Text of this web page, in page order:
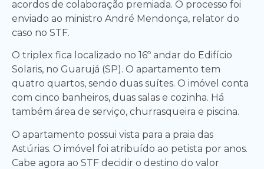
acordos de colaboração premiada. O processo foi
enviado ao ministro André Mendonça, relator do
caso no STF.
O triplex fica localizado no 16º andar do Edifício
Solaris, no Guarujá (SP). O apartamento tem
quatro quartos, sendo duas suítes. O imóvel conta
com cinco banheiros, duas salas e cozinha. Há
também área de serviço, churrasqueira e piscina.
O apartamento possui vista para a praia das
Astúrias. O imóvel foi atribuído ao petista por anos.
Cabe agora ao STF decidir o destino do valor